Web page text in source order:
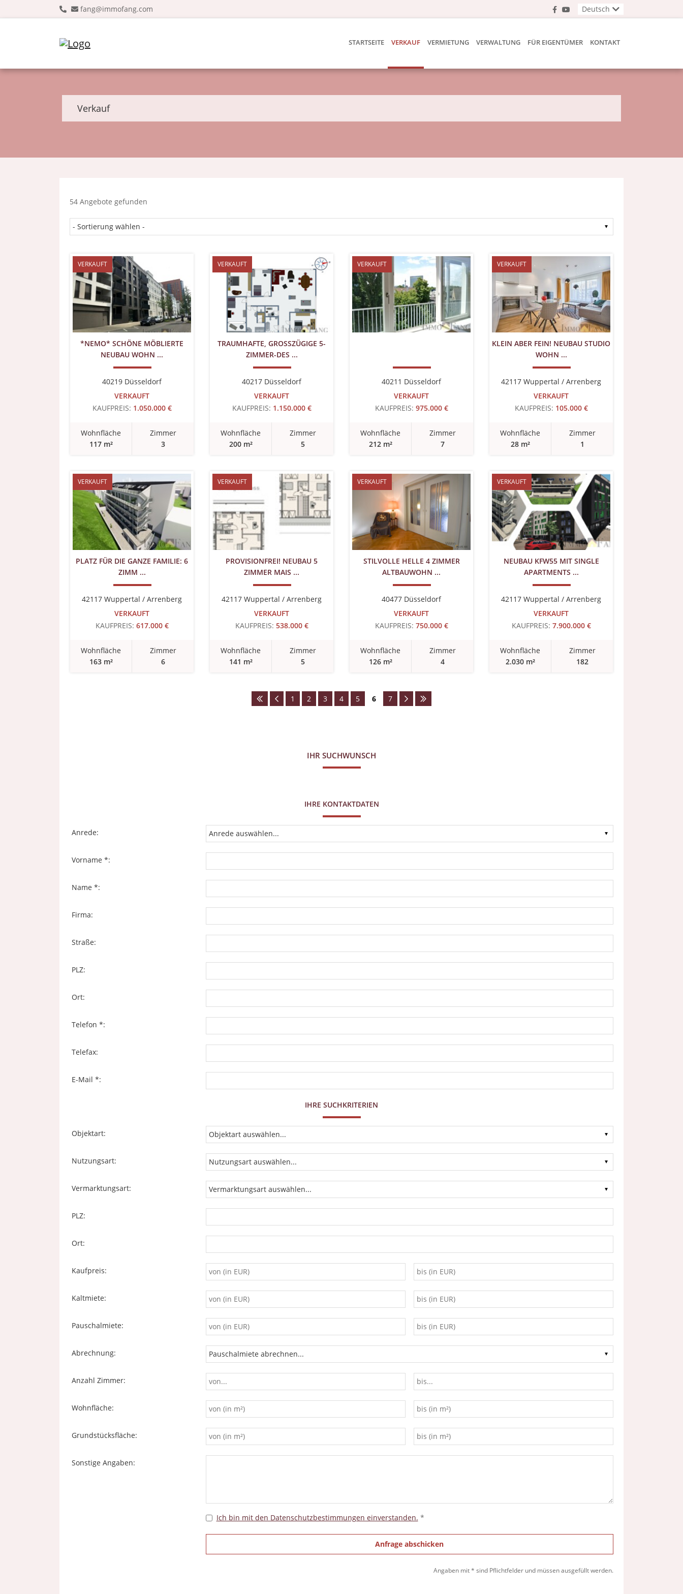
fang@immofang.com Deutsch
STARTSEITE VERKAUF VERMIETUNG VERWALTUNG FÜR EIGENTÜMER KONTAKT
Verkauf
54 Angebote gefunden
VERKAUFT
*NEMO* SCHÖNE MÖBLIERTE
NEUBAU WOHN ...
40219 Düsseldorf
VERKAUFT
KAUFPREIS: 1.050.000 €
Wohnfläche
117 m²
Zimmer
3
VERKAUFT
TRAUMHAFTE, GROSSZÜGIGE 5-Z
IMMER-DES ...
40217 Düsseldorf
VERKAUFT
KAUFPREIS: 1.150.000 €
Wohnfläche
200 m²
Zimmer
5
VERKAUFT
40211 Düsseldorf
VERKAUFT
KAUFPREIS: 975.000 €
Wohnfläche
212 m²
Zimmer
7
VERKAUFT
KLEIN ABER FEIN! NEUBAU STUDIO
WOHN ...
42117 Wuppertal / Arrenberg
VERKAUFT
KAUFPREIS: 105.000 €
Wohnfläche
28 m²
Zimmer
1
VERKAUFT
PLATZ FÜR DIE GANZE FAMILIE: 6
ZIMM ...
42117 Wuppertal / Arrenberg
VERKAUFT
KAUFPREIS: 617.000 €
Wohnfläche
163 m²
Zimmer
6
VERKAUFT
PROVISIONFREI! NEUBAU 5
ZIMMER MAIS ...
42117 Wuppertal / Arrenberg
VERKAUFT
KAUFPREIS: 538.000 €
Wohnfläche
141 m²
Zimmer
5
VERKAUFT
STILVOLLE HELLE 4 ZIMMER
ALTBAUWOHN ...
40477 Düsseldorf
VERKAUFT
KAUFPREIS: 750.000 €
Wohnfläche
126 m²
Zimmer
4
VERKAUFT
NEUBAU KFW55 MIT SINGLE
APARTMENTS ...
42117 Wuppertal / Arrenberg
VERKAUFT
KAUFPREIS: 7.900.000 €
Wohnfläche
2.030 m²
Zimmer
182
1 2 3 4 5 6 7
IHR SUCHWUNSCH
IHRE KONTAKTDATEN
Anrede:
Vorname *:
Name *:
Firma:
Straße:
PLZ:
Ort:
Telefon *:
Telefax:
E-Mail *:
IHRE SUCHKRITERIEN
Objektart:
Nutzungsart:
Vermarktungsart:
PLZ:
Ort:
Kaufpreis:
Kaltmiete:
Pauschalmiete:
Abrechnung:
Anzahl Zimmer:
Wohnfläche:
Grundstücksfläche:
Sonstige Angaben:
Ich bin mit den Datenschutzbestimmungen einverstanden. *
Angaben mit * sind Pflichtfelder und müssen ausgefüllt werden.